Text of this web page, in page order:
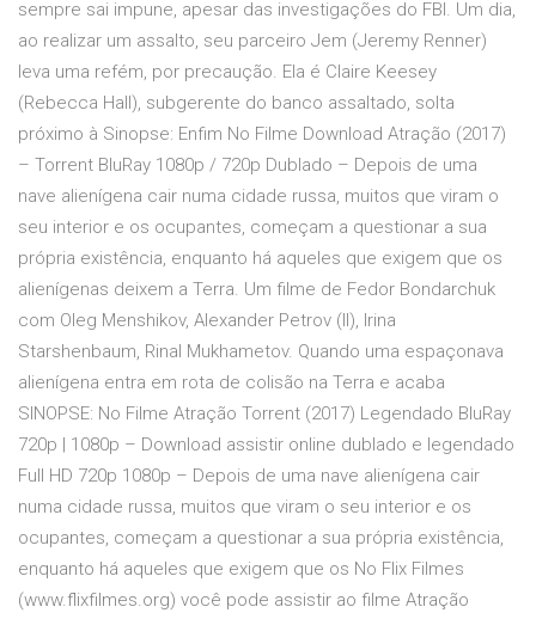
sempre sai impune, apesar das investigações do FBI. Um dia,
ao realizar um assalto, seu parceiro Jem (Jeremy Renner)
leva uma refém, por precaução. Ela é Claire Keesey
(Rebecca Hall), subgerente do banco assaltado, solta
próximo à Sinopse: Enfim No Filme Download Atração (2017)
– Torrent BluRay 1080p / 720p Dublado – Depois de uma
nave alienígena cair numa cidade russa, muitos que viram o
seu interior e os ocupantes, começam a questionar a sua
própria existência, enquanto há aqueles que exigem que os
alienígenas deixem a Terra. Um filme de Fedor Bondarchuk
com Oleg Menshikov, Alexander Petrov (II), Irina
Starshenbaum, Rinal Mukhametov. Quando uma espaçonava
alienígena entra em rota de colisão na Terra e acaba
SINOPSE: No Filme Atração Torrent (2017) Legendado BluRay
720p | 1080p – Download assistir online dublado e legendado
Full HD 720p 1080p – Depois de uma nave alienígena cair
numa cidade russa, muitos que viram o seu interior e os
ocupantes, começam a questionar a sua própria existência,
enquanto há aqueles que exigem que os No Flix Filmes
(www.flixfilmes.org) você pode assistir ao filme Atração